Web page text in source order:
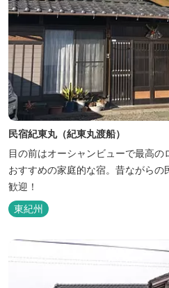
民宿紀東丸（紀東丸渡船）
目の前はオーシャンビューで最高
おすすめの家庭的な宿。昔ながら
歓迎！
東紀州